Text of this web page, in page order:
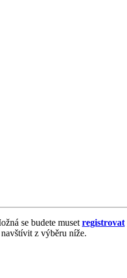
se budete muset registrovat
z výběru níže.